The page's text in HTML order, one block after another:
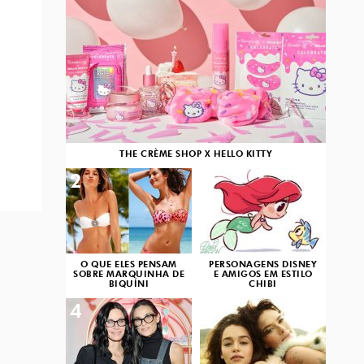
THE CRÈME SHOP X HELLO KITTY
O QUE ELES PENSAM
SOBRE MARQUINHA DE
BIQUÍNI
2
PERSONAGENS DISNEY
E AMIGOS EM ESTILO
CHIBI
3
4